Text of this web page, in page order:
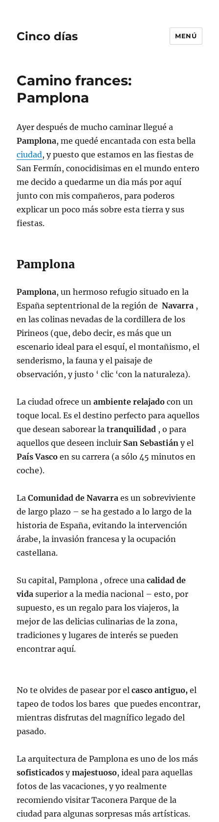
Cinco días MENÚ
Camino frances:
Pamplona
Ayer después de mucho caminar llegué a
Pamplona, me quedé encantada con esta bella
ciudad, y puesto que estamos en las fiestas de
San Fermín, conocidisimas en el mundo entero
me decido a quedarme un dia más por aquí
junto con mis compañeros, para poderos
explicar un poco más sobre esta tierra y sus
fiestas.
Pamplona
Pamplona, un hermoso refugio situado en la
España septentrional de la región deNavarra ,
en las colinas nevadas de la cordillera de los
Pirineos (que, debo decir, es más que un
escenario ideal para el esquí, el montañismo, el
senderismo, la fauna y el paisaje de
observación, y justo ‘ clic ‘con la naturaleza).
La ciudad ofrece unambiente relajado con un
toque local. Es el destino perfecto para aquellos
que desean saborear latranquilidad , o para
aquellos que deseen incluir San Sebastián y el
País Vasco en su carrera (a sólo 45 minutos en
coche).
LaComunidad de Navarra es un sobreviviente
de largo plazo – se ha gestado a lo largo de la
historia de España, evitando la intervención
árabe, la invasión francesa y la ocupación
castellana.
Su capital, Pamplona , ofrece unacalidad de
vida superior a la media nacional – esto, por
supuesto, es un regalo para los viajeros, la
mejor de las delicias culinarias de la zona,
tradiciones y lugares de interés se pueden
encontrar aquí.
No te olvides de pasear por elcasco antiguo, el
tapeo de todos los bares que puedes encontrar,
mientras disfrutas del magnífico legado del
pasado.
La arquitectura de Pamplona es uno de los más
sofisticados ymajestuoso, ideal para aquellas
fotos de las vacaciones, y yo realmente
recomiendo visitar Taconera Parque de la
ciudad para algunas sorpresas más artísticas.